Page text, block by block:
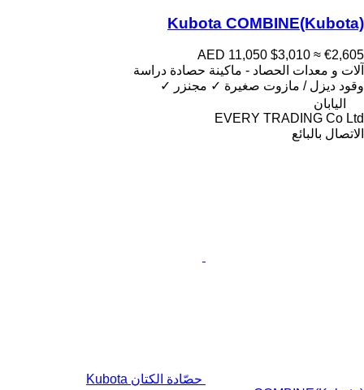
Kubota COMBINE(Kubota)
AED 11,050 $3,010 ≈ €2,605
آلات و معدات الحصاد - ماكينة حصادة دراسة
وقود ديزل / مازوت صغيرة ✓ مجنزر
✓
اليابان
EVERY TRADING Co Ltd
الاتصال بالبائع
حصّادة الكتان Kubota